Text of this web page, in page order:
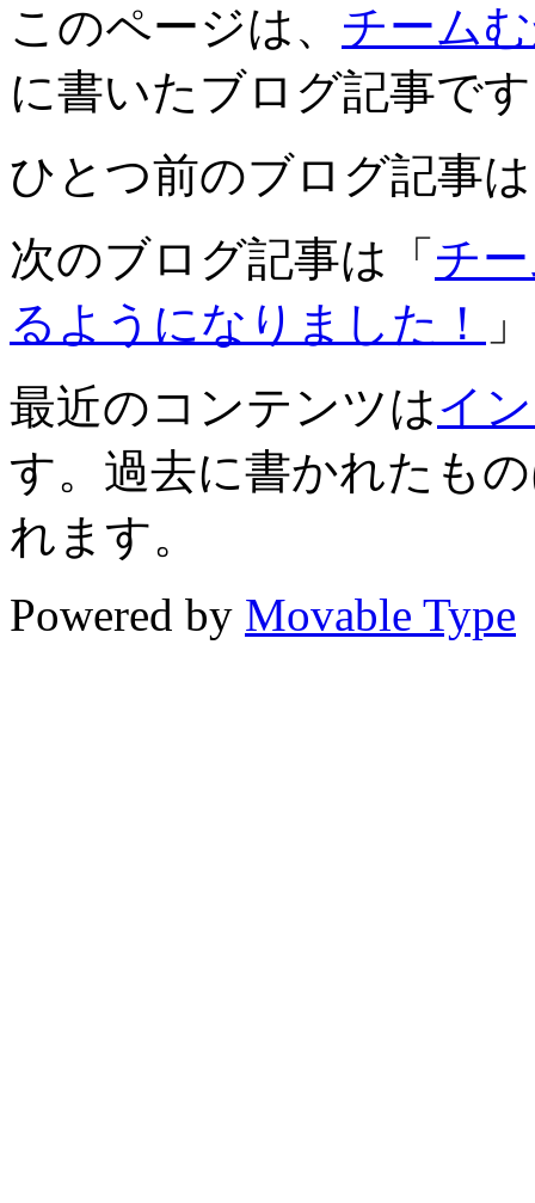
このページは、 チーム
に書いたブログ記事で
ひとつ前のブログ記事
次のブログ記事は「 チ
るようになりました！
最近のコンテンツはイ
す。過去に書かれたも
れます。
Powered by Movable Type